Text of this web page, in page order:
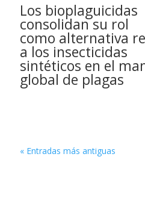
Los bioplaguicidas
consolidan su rol
como alternativa
a los insecticidas
sintéticos en el
global de plagas
« Entradas más antiguas